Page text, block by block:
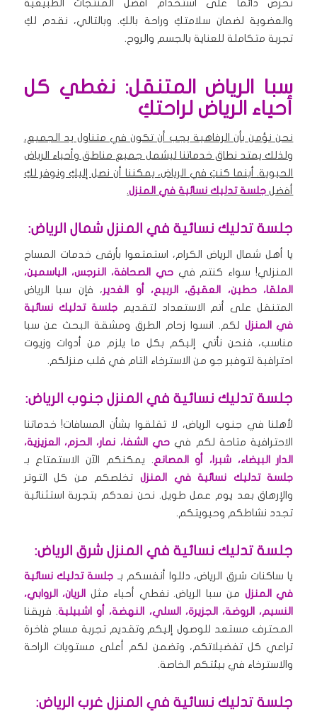
نحرص دائماً على استخدام أفضل المنتجات الطبيعية
والعضوية لضمان سلامتكِ وراحة بالكِ. وبالتالي، نقدم لكِ
تجربة متكاملة للعناية بالجسم والروح.
سبا الرياض المتنقل: نغطي كل
أحياء الرياض لراحتكِ
نحن نؤمن بأن الرفاهية يجب أن تكون في متناول يد الجميع،
ولذلك يمتد نطاق خدماتنا ليشمل جميع مناطق وأحياء الرياض
الحيوية. أينما كنتِ في الرياض، يمكننا أن نصل إليكِ ونوفر لكِ
أفضل جلسة تدليك نسائية في المنزل.
جلسة تدليك نسائية في المنزل شمال الرياض:
يا أهل شمال الرياض الكرام، استمتعوا بأرقى خدمات المساج
المنزلي! سواء كنتم فيحي الصحافة، النرجس، الياسمين،
الملقا، حطين، العقيق، الربيع، أو الغدير، فإن سبا الرياض
المتنقل على أتم الاستعداد لتقديمجلسة تدليك نسائية
في المنزل لكم. انسوا زحام الطرق ومشقة البحث عن سبا
مناسب، فنحن نأتي إليكم بكل ما يلزم من أدوات وزيوت
احترافية لتوفير جو من الاسترخاء التام في قلب منزلكم.
جلسة تدليك نسائية في المنزل جنوب الرياض:
لأهلنا في جنوب الرياض، لا تقلقوا بشأن المسافات! خدماتنا
الاحترافية متاحة لكم في حي الشفا، نمار، الحزم، العزيزية،
الدار البيضاء، شبرا، أو المصانع. يمكنكم الآن الاستمتاع بـ
جلسة تدليك نسائية في المنزلتخلصكم من كل التوتر
والإرهاق بعد يوم عمل طويل. نحن نعدكم بتجربة استثنائية
تجدد نشاطكم وحيويتكم.
جلسة تدليك نسائية في المنزل شرق الرياض:
يا ساكنات شرق الرياض، دللوا أنفسكم بـ جلسة تدليك نسائية
في المنزل من سبا الرياض. نغطي أحياء مثل
الريان، الروابي،
النسيم، الروضة، الجزيرة، السلي، النهضة، أو اشبيلية. فريقنا
المحترف مستعد للوصول إليكم وتقديم تجربة مساج فاخرة
تراعي كل تفضيلاتكم، وتضمن لكم أعلى مستويات الراحة
والاسترخاء في بيئتكم الخاصة.
جلسة تدليك نسائية في المنزل غرب الرياض: